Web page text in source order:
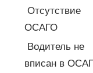
Отсутствие
ОСАГО
Водитель не
вписан в